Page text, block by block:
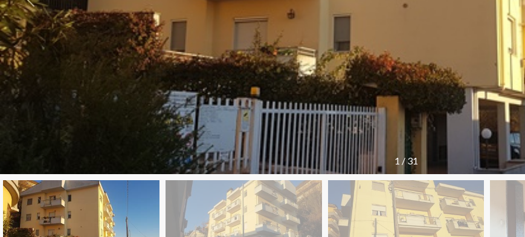
1 /31
Provincia
-
multiscelta
Qualsiasi